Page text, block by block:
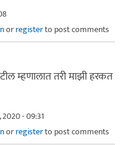
orregisterto post comments
म्हणालात तरी माझी हरकत
2020 - 09:31
orregisterto post comments